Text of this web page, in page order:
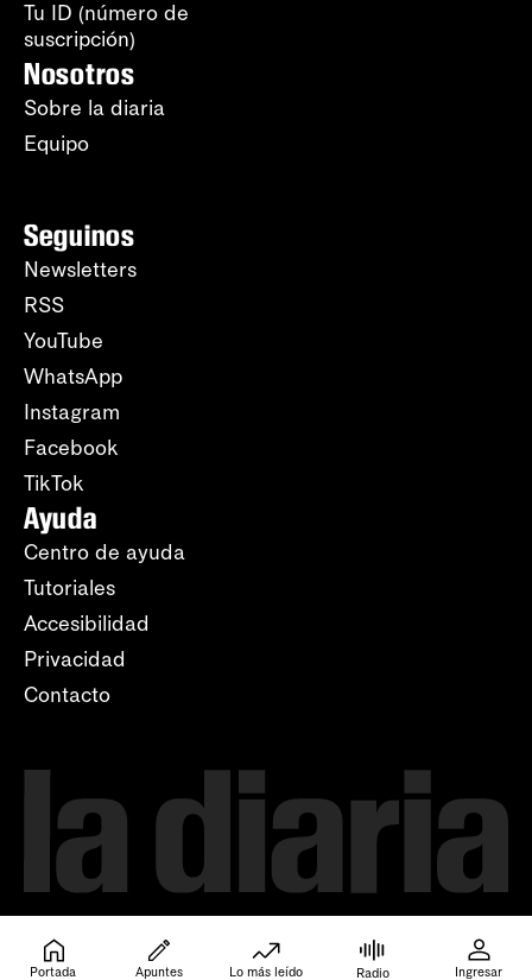
Tu ID (número de
suscripción)
Nosotros
Sobre la diaria
Equipo
Seguinos
Newsletters
RSS
YouTube
WhatsApp
Instagram
Facebook
TikTok
Ayuda
Centro de ayuda
Tutoriales
Accesibilidad
Privacidad
Contacto
Portada Apuntes Lo más leído Radio Ingresar